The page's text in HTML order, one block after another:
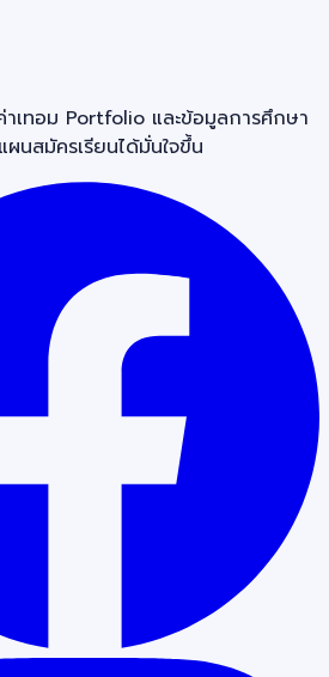
เทอม Portfolio และข้อมูลการศึกษา
นสมัครเรียนได้มั่นใจขึ้น